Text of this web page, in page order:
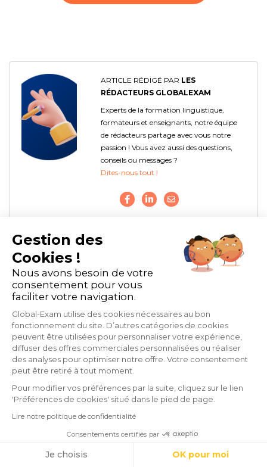
ARTICLE RÉDIGÉ PAR LES
RÉDACTEURS GLOBALEXAM
Experts de la formation linguistique,
formateurs et enseignants, notre équipe
de rédacteurs partage avec vous notre
passion ! Vous avez aussi des questions,
conseils ou messages ?
Dites-nous tout !
Tags :
WEBINAIRES
Retrouvez ici tous nos webinaires
Gestion des
Cookies !
Nous avons besoin de votre
consentement pour vous
faciliter votre navigation.
Global-Exam utilise des cookies nécessaires au bon
fonctionnement du site. D’autres catégories de cookies
peuvent être utilisées pour personnaliser votre expérience,
diffuser des offres commerciales personnalisées ou réaliser
des analyses pour optimiser notre offre. Votre consentement
peut être retiré à tout moment.
Pour modifier vos préférences par la suite, cliquez sur le lien
'Préférences de cookies' situé dans le pied de page.
Lire notre politique de confidentialité
Consentements certifiés par
Je choisis OK pour moi
Cookies